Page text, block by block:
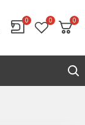
0 0 0